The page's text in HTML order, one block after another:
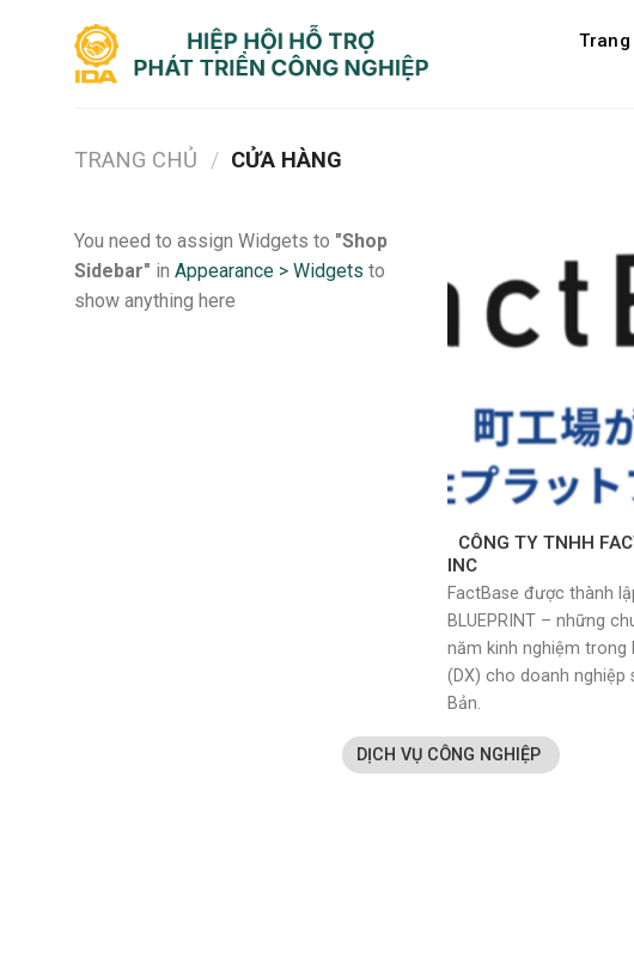
Trang
TRANG CHỦ / CỬA HÀNG
You need to assign Widgets to "Shop
Sidebar" in Appearance > Widgets to
show anything here
CÔNG TY TNHH
INC
DỊCH VỤ CÔNG NGHIỆP
FactBase được thành
BLUEPRINT – những
năm kinh nghiệm trong
(DX) cho doanh nghiệp
Bản.